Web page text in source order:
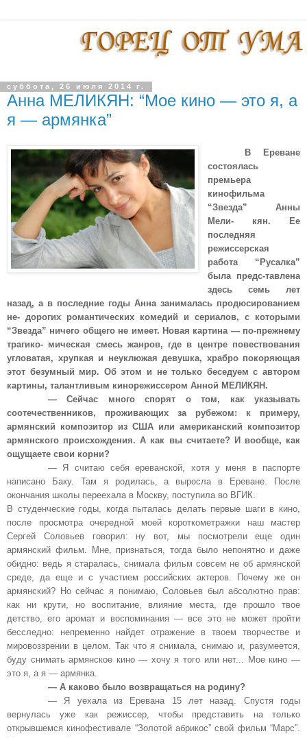
суббота, 26 июля 2014 г.
Анна МЕЛИКЯН: “Мое кино — это я, а
я — армянка”
В Ереване
состоялась
премьера
кинофильма
“Звезда” Анны
Мели- кян. Ее
последняя
режиссерская
работа “Русалка”
была предс-тавлена
здесь семь лет
назад, а в последние годы Анна занималась продюсированием
не- дорогих романтических комедий и сериалов, с которыми
“Звезда” ничего общего не имеет. Новая картина — по-прежнему
трагико- мическая смесь жанров, где в центре повествования
угловатая, хрупкая и неуклюжая девушка, храбро покоряющая
этот безумный мир. Об этом и не только беседуем с автором
картины, талантливым кинорежиссером Анной МЕЛИКЯН.
— Сейчас много спорят о том, как указывать
соотечественников, проживающих за рубежом: к примеру,
армянский композитор из США или американский композитор
армянского происхождения. А как вы считаете? И вообще, как
ощущаете свои корни?
— Я считаю себя ереванской, хотя у меня в паспорте
написано Баку. Там я родилась, а выросла в Ереване. После
окончания школы переехала в Москву, поступила во ВГИК.
В студенческие годы, когда пыталась делать первые шаги в кино,
после просмотра очередной моей короткометражки наш мастер
Сергей Соловьев говорил: ну вот, мы посмотрели еще один
армянский фильм. Мне, признаться, тогда было непонятно и даже
обидно: ведь я старалась, снимала фильм совсем не об армянской
среде, да еще и с участием российских актеров. Почему же он
армянский? Но сейчас я понимаю, Соловьев был абсолютно прав:
как ни крути, но воспитание, влияние места, где прошло твое
детство, его аромат и воспоминания — все это не может пройти
бесследно: непременно найдет отражение в твоем творчестве и
мировоззрении в целом. Так что я снимала, снимаю и, разумеется,
буду снимать армянское кино — хочу я того или нет... Мое кино —
это я, а я — армянка.
— А каково было возвращаться на родину?
— Я уехала из Еревана 15 лет назад. Спустя годы
вернулась уже как режиссер, чтобы представить на только
открывшемся кинофестивале “Золотой абрикос” свой фильм “Марс”.